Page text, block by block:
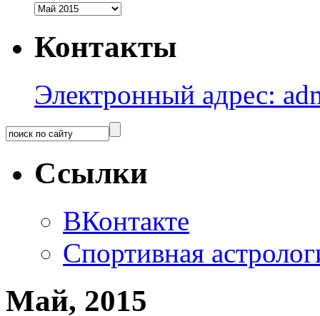
Архивы
Контакты
Электронный адрес:
Ссылки
ВКонтакте
Спортивная
Май, 2015